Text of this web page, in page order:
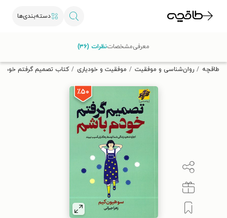
دسته‌بندی‌ها
تخفیف از طاقچه دریافت کن.
طاقچه روان‌شناسی و موفقیت موفقیت و خودیاری کتاب تصمیم گرفتم خودم
٪۵۰
معرفیمشخصاتنظرات (۳۶)